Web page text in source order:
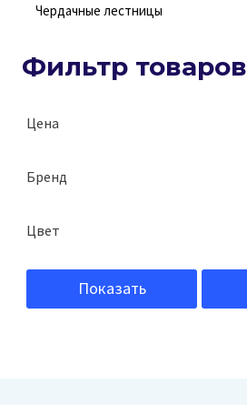
Чердачные лестницы
Фильтр товаров
Цена
Бренд
Цвет
Показать